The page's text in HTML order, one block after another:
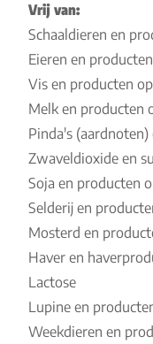
Vrij van:
Schaaldieren en
Eieren en
Vis en producten
Melk en producten
Pinda's
Zwaveldioxide en
Soja en producten
Selderij en
Mosterd en
Haver en
Lactose
Lupine en
Weekdieren en